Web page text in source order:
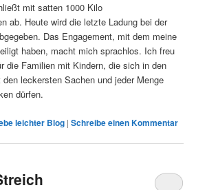
mit satten 1000 Kilo
ab. Heute wird die letzte Ladung bei der
Das Engagement, mit dem meine
haben, macht mich sprachlos. Ich freu
die Familien mit Kindern, die sich in den
leckersten Sachen und jeder Menge
dürfen.
leichter Blog |Schreibe einen Kommentar